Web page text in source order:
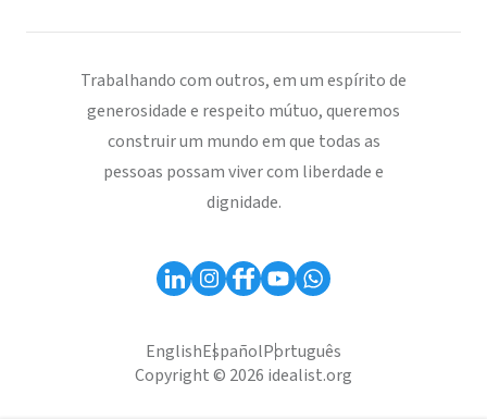
Trabalhando com outros, em um espírito de
generosidade e respeito mútuo, queremos
construir um mundo em que todas as
pessoas possam viver com liberdade e
dignidade.
EnglishEspañolPortuguês
Copyright © 2026 idealist.org